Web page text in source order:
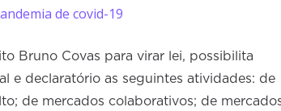
de covid-19
Bruno Covas para virar lei, possibilita
e declaratório as seguintes atividades: de
de mercados colaborativos; de